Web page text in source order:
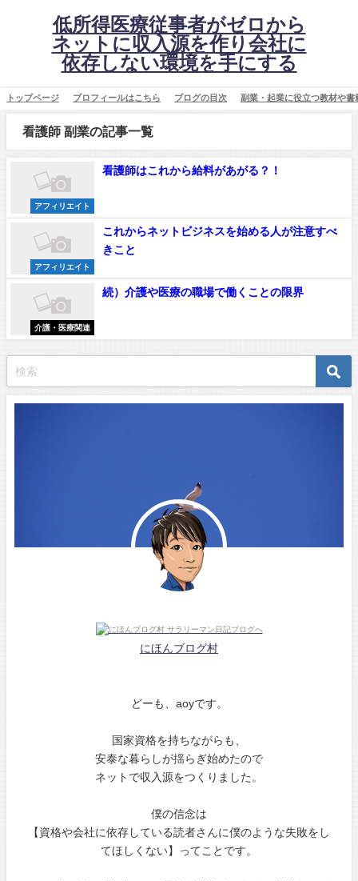
低所得医療従事者がゼロから
ネットに収入源を作り会社に
依存しない環境を手にする
トップページ プロフィールはこちら ブログの目次 副業・起業に役立つ教材や書
看護師 副業の記事一覧
アフィリエイト
看護師はこれから給料があがる？！
アフィリエイト
これからネットビジネスを始める人が注意すべ
きこと
介護・医療関連
続）介護や医療の職場で働くことの限界
にほんブログ村
どーも、aoyです。
国家資格を持ちながらも、
安泰な暮らしが揺らぎ始めたので
ネットで収入源をつくりました。
僕の信念は
【資格や会社に依存している読者さんに僕のような失敗をし
てほしくない】ってことです。